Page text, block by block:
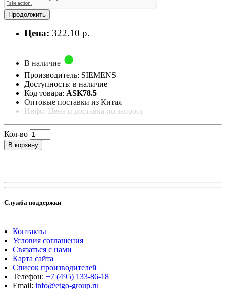
Продолжить
Цена: 322.10 р.
В наличие
Производитель: SIEMENS
Доступность: в наличие
Код товара: ASK78.5
Оптовые поставки из Китая
Инфо: Цена и доставка по запросу
Кол-во
В корзину
Служба поддержки
Контакты
Условия соглашения
Связаться с нами
Карта сайта
Список производителей
Телефон: +7 (495) 133-86-18
Email: info@etgo-group.ru